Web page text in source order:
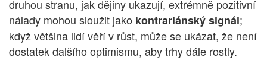
druhou stranu, jak dějiny ukazují, extrémně pozitivní
nálady mohou sloužit jako kontrariánský signál;
když většina lidí věří v růst, může se ukázat, že není
dostatek dalšího optimismu, aby trhy dále rostly.